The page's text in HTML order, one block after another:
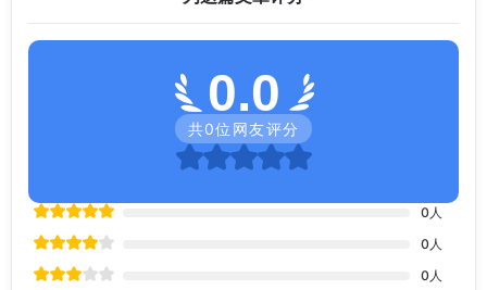
0.0
共0位网友评分
0 人
0 人
0 人